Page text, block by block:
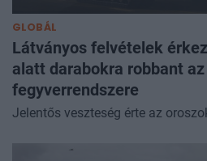
GLOBÁL
Látványos felvételek
alatt darabokra robbant
fegyverrendszere
Jelentős veszteség érte az